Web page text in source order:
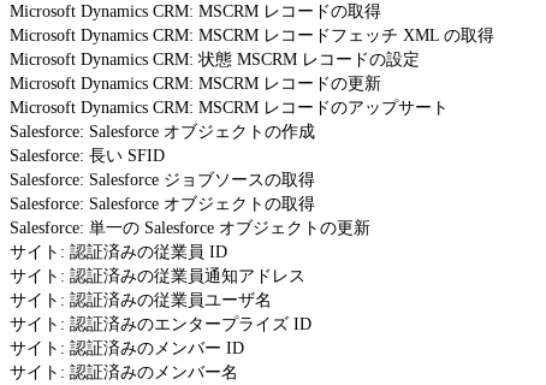
Microsoft Dynamics CRM: MSCRM レコードの取得
Microsoft Dynamics CRM: MSCRM レコードフェッチ XML の取得
Microsoft Dynamics CRM: 状態 MSCRM レコードの設定
Microsoft Dynamics CRM: MSCRM レコードの更新
Microsoft Dynamics CRM: MSCRM レコードのアップサート
Salesforce: Salesforce オブジェクトの作成
Salesforce: 長い SFID
Salesforce: Salesforce ジョブソースの取得
Salesforce: Salesforce オブジェクトの取得
Salesforce: 単一の Salesforce オブジェクトの更新
サイト: 認証済みの従業員 ID
サイト: 認証済みの従業員通知アドレス
サイト: 認証済みの従業員ユーザ名
サイト: 認証済みのエンタープライズ ID
サイト: 認証済みのメンバー ID
サイト: 認証済みのメンバー名